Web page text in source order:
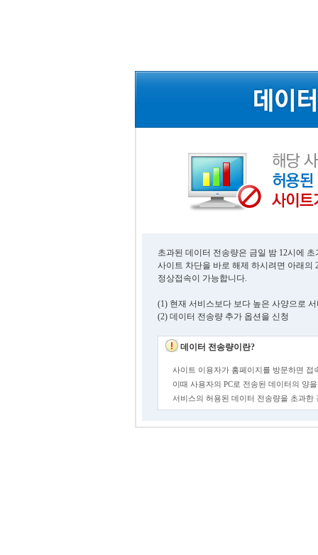
초과된 데이터 전송량은 금일 밤 12시에
사이트 차단을 바로 해제 하시려면 아래의
정상접속이 가능합니다.
(1) 현재 서비스보다 보다 높은 사양으로
(2) 데이터 전송량 추가 옵션을 신청
데이터 전송량이란?
사이트 이용자가 홈페이지를 방문하면 접
이때 사용자의 PC로 전송된 데이터의 양
서비스의 허용된 데이터 전송량을 초과